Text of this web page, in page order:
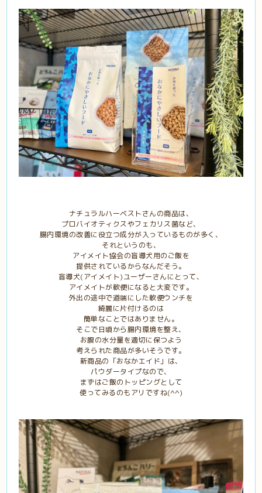
ナチュラルハーベストさんの商品は、
プロバイオティクスやフェカリス菌など、
腸内環境の改善に役立つ成分が入っているものが多く、
それというのも、
アイメイト協会の盲導犬用のご飯を
提供されているからなんだそう。
盲導犬(アイメイト)ユーザーさんにとって、
アイメイトが軟便になると大変です。
外出の途中で道端にした軟便ウンチを
綺麗に片付けるのは
簡単なことではありません。
そこで日頃から腸内環境を整え、
お腹の水分量を適切に保つよう
考えられた商品が多いそうです。
新商品の「おなかエイド」は、
パウダータイプなので、
まずはご飯のトッピングとして
使ってみるのもアリですね(^^)